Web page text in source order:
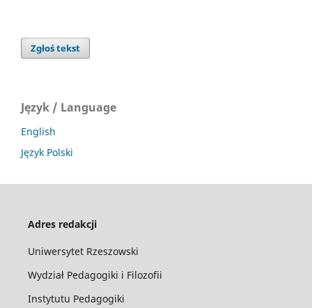
Zgłoś tekst
Język / Language
English
Język Polski
Adres redakcji
Uniwersytet Rzeszowski
Wydział Pedagogiki i Filozofii
Instytutu Pedagogiki